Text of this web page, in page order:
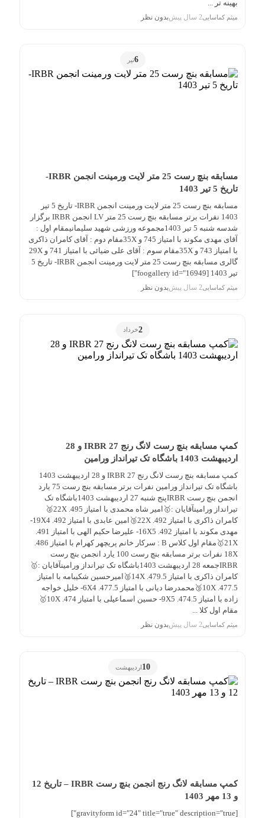
بهینه تر ...
میثم کماسایی2 سال پیش بدون نظر
6تیر
مسابقه بنچ رست 25 متر لایت ورمینت انجمن IRBR-
تاریخ 5 تیر 1403
مسابقه بنچ رست 25 متر لایت ورمینت انجمن IRBR- تاریخ 5 تیر
1403 نفرات برتر مسابقه بنچ رست 25 متر LV انجمن IRBR برگزار
شدسه شنبه 5 تیر 1403مجموعه ورزشی شهید سلیمانیمقام اول :
آقای مهدی مکوند با امتیاز 745 و 35Xمقام دوم : آقای کامران ذاکری
با امتیاز 743 و 35Xمقام سوم : آقای علی ضیائی با امتیاز 741 و 29X
گالری مسابقه بنچ رست 25 متر لایت ورمینت انجمن IRBR- تاریخ 5
تیر 1403 [foogallery id="16949"]
میثم کماسایی2 سال پیش بدون نظر
2خرداد
کمپ مسابقه بنچ رست لانگ رنج IRBR 27 و 28
اردیبهشت 1403 باشگاه تک تیرانداز ورامین
کمپ مسابقه بنچ رست لانگ رنج IRBR 27 و 28 اردیبهشت 1403
باشگاه تک تیرانداز ورامین نفرات برتر مسابقه بنچ رست 75 یارد
انجمن بنچ رست IRBRپنج شنبه 27 اردیبهشت 1403باشگاه تک
تیرانداز ورامینآقایان :🥇امیر شاه محمدی با امتیاز 495. 22X🥈
کامران ذاکری با امتیاز 492. 22X🥉امین عابدی با امتیاز 492. 19X4-
مهدی مکوند با امتیاز 492. 16X5- علیرضا حکیم الهی با امتیاز 491.
21X🥇مقام اول کلاس B : سرکار خانم پریچهر کهرام با امتیاز 486.
18X نفرات برتر مسابقه بنچ رست 100 یارد انجمن بنچ رست
IRBRجمعه 28 اردیبهشت 1403باشگاه تک تیرانداز ورامینآقایان :🥇
کامران ذاکری با امتیاز 479.5. 14X🥈امیرحسین شکیبامه با امتیاز
477.5. 10X🥉محمدرضا دیانی با امتیاز 477.5. 6X4- خلیل خواجه
زاده با امتیاز 474.5. 9X5- حسین اسماعیلی با امتیاز 474. 10X🥇
مقام اول کلا ...
میثم کماسایی2 سال پیش بدون نظر
10اردیبهشت
کمپ مسابقه لانگ رنج انجمن بنچ رست IRBR – تاریخ 12
و 13 مهر 1403
[gravityform id="24" title="true" description="true"]